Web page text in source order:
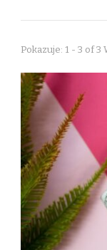
Pokazuje: 1 - 3 of 3